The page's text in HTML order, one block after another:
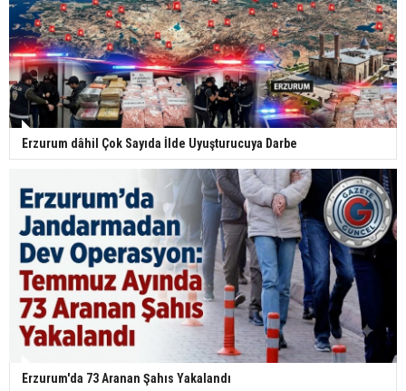
Erzurum dâhil Çok Sayıda İlde Uyuşturucuya Darbe
Erzurum'da 73 Aranan Şahıs Yakalandı